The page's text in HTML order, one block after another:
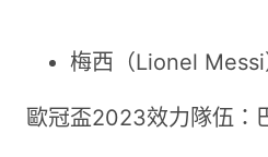
梅西（Lionel Messi
歐冠盃2023效力隊伍：